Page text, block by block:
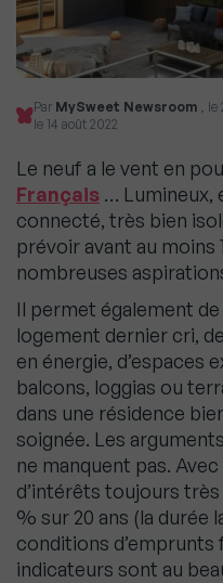
Par MySweet Newsroom , le
le 14 août 2022
Le neuf a le vent en
Français … Lumineux,
connecté, très bien
prévoir avant au moins
nombreuses
Il permet également
logement dernier cri,
en énergie, d’espaces
balcons, loggias ou
dans une résidence
soignée. Les
ne manquent pas.
d’intérêts toujours très
% sur 20 ans (la durée
conditions d’emprunts
indicateurs sont au